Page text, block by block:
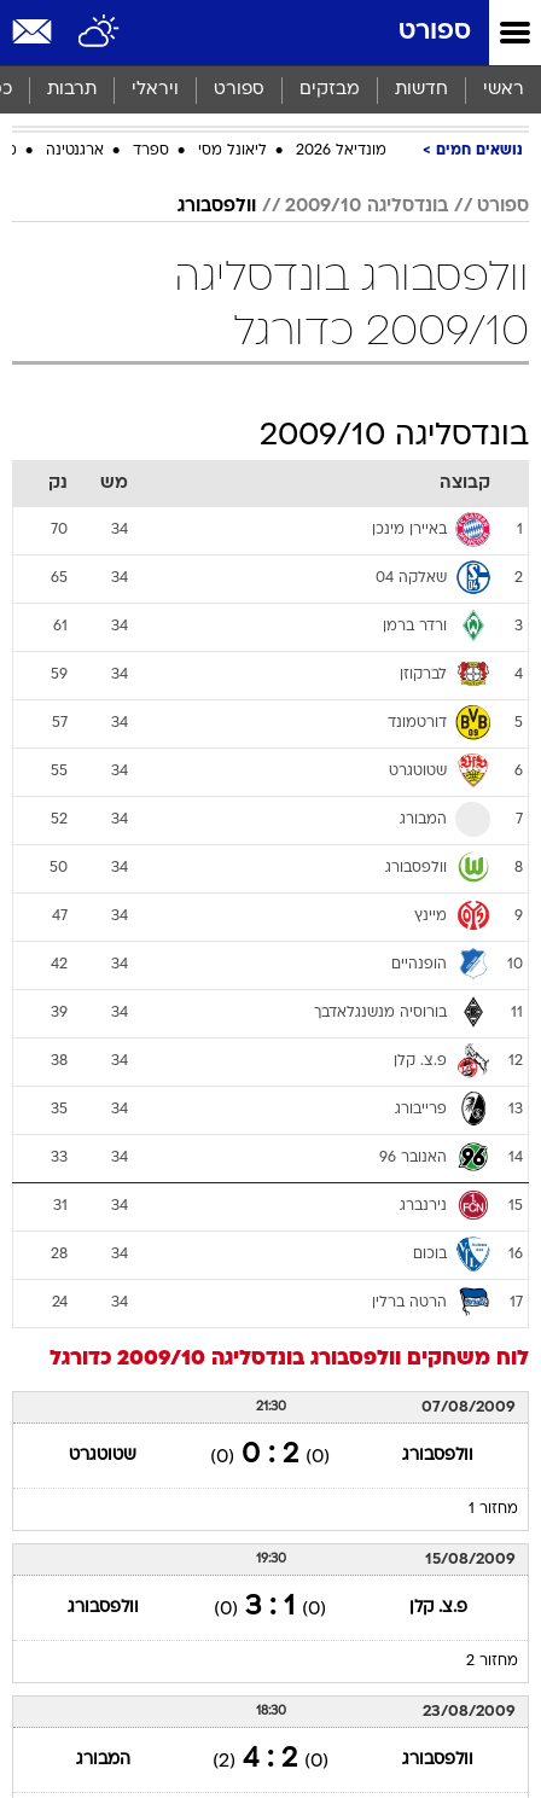
ספורט
ראשי חדשות מבזקים ספורט ויראלי תרבות
נושאים חמים מונדיאל 2026 ליאונל מסי ספרד ארגנטינה
ספורט בונדסליגה 2009/10 וולפסבורג
וולפסבורג בונדסליגה
2009/10 כדורגל
בונדסליגה 2009/10
קבוצה מש נק
1 באיירן מינכן 34
70
2 שאלקה 04 34
65
3 ורדר ברמן 34
61
4 לברקוזן 34
59
5 דורטמונד 34
57
6 שטוטגרט 34
55
7 המבורג 34
52
8 וולפסבורג 34
50
9 מיינץ 34
47
10 הופנהיים 34
42
11 בורוסיה מנשנגלאדבך 34
39
12 פ.צ. קלן 34
38
13 פרייבורג 34
35
14 האנובר 96 34
33
15 נירנברג 34
31
16 בוכום 34
28
17 הרטה ברלין 34
24
לוח משחקים וולפסבורג בונדסליגה 2009/10 כדורגל
07/08/2009
21:30
וולפסבורג (0)
2 : 0
(0) שטוטגרט
מחזור 1
15/08/2009
19:30
פ.צ. קלן (0)
1 : 3
(0) וולפסבורג
מחזור 2
23/08/2009
18:30
וולפסבורג (0)
2 : 4
(2) המבורג